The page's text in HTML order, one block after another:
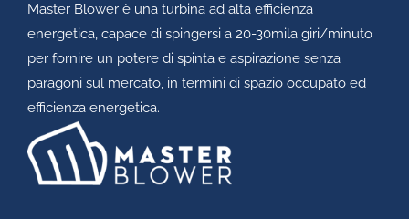
Master Blower è una turbina ad alta efficienza
energetica, capace di spingersi a 20-30mila giri/minuto
per fornire un potere di spinta e aspirazione senza
paragoni sul mercato, in termini di spazio occupato ed
efficienza energetica.